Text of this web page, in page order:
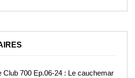
Club 700 Ep.06-24 : Le cauchemar